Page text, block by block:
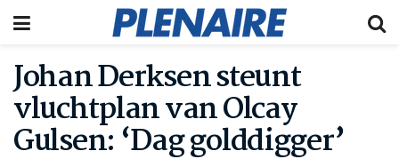
Johan Derksen steunt
vluchtplan van Olcay
Gulsen: ‘Dag golddigger’